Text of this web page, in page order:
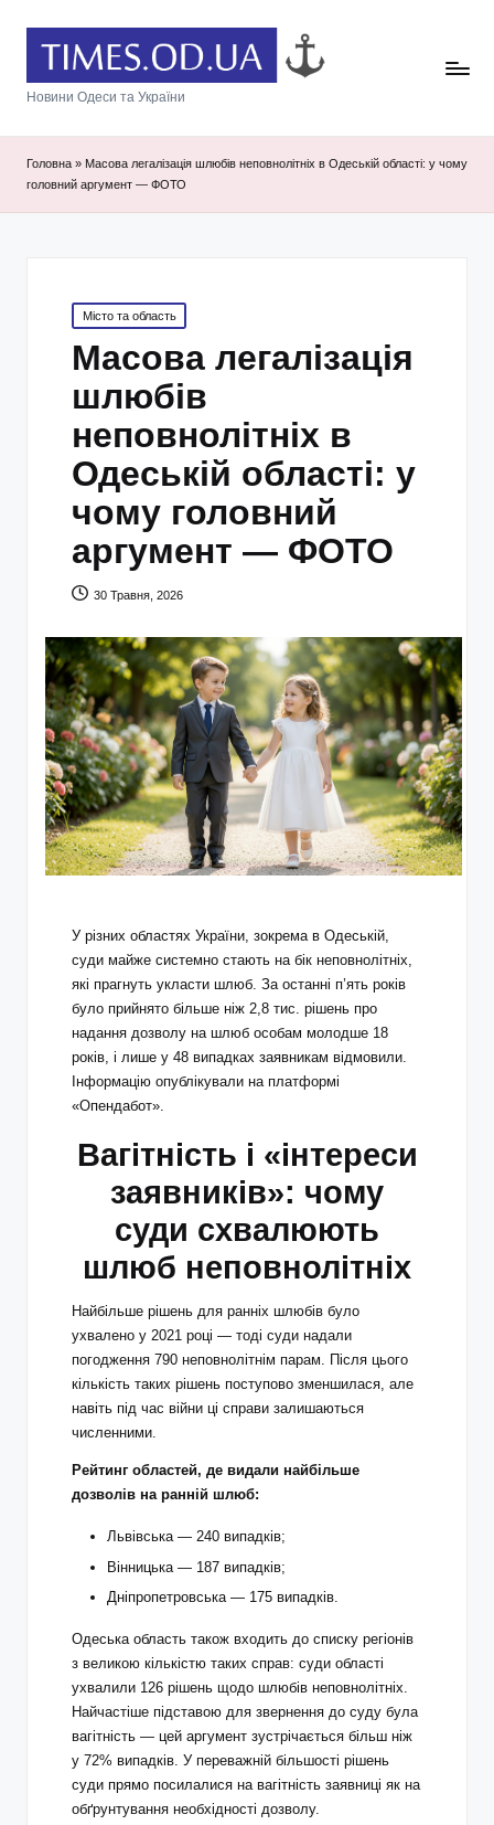
Новини Одеси та України
Головна » Масова легалізація шлюбів неповнолітніх в Одеській області: у чому
головний аргумент — ФОТО
Posted
in
Місто та область
Масова легалізація
шлюбів
неповнолітніх в
Одеській області: у
чому головний
аргумент — ФОТО
30 Травня, 2026
У різних областях України, зокрема в Одеській,
суди майже системно стають на бік неповнолітніх,
які прагнуть укласти шлюб. За останні п’ять років
було прийнято більше ніж 2,8 тис. рішень про
надання дозволу на шлюб особам молодше 18
років, і лише у 48 випадках заявникам відмовили.
Інформацію опублікували на платформі
«Опендабот».
Вагітність і «інтереси
заявників»: чому
суди схвалюють
шлюб неповнолітніх
Найбільше рішень для ранніх шлюбів було
ухвалено у 2021 році — тоді суди надали
погодження 790 неповнолітнім парам. Після цього
кількість таких рішень поступово зменшилася, але
навіть під час війни ці справи залишаються
численними.
Рейтинг областей, де видали найбільше
дозволів на ранній шлюб:
Львівська — 240 випадків;
Вінницька — 187 випадків;
Дніпропетровська — 175 випадків.
Одеська область також входить до списку регіонів
з великою кількістю таких справ: суди області
ухвалили 126 рішень щодо шлюбів неповнолітніх.
Найчастіше підставою для звернення до суду була
вагітність — цей аргумент зустрічається більш ніж
у 72% випадків. У переважній більшості рішень
суди прямо посилалися на вагітність заявниці як на
обґрунтування необхідності дозволу.